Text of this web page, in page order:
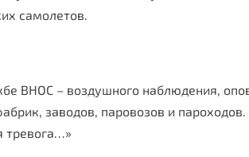
самолетов.
ВНОС – воздушного наблюдения,
заводов, паровозов и
тревога…»